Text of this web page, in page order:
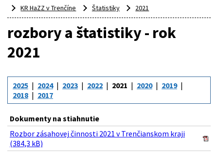
KR HaZZ v Trenčíne
Štatistiky 2021
rozbory a štatistiky - rok
2021
2025 2024 2023 2022 2021 2020
2019
2018
2017
Dokumenty na stiahnutie
Rozbor zásahovej činnosti 2021 v Trenčianskom kraji
(384,3 kB)